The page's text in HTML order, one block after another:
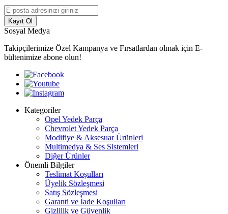
Kayıt Ol
Sosyal Medya
Takipçilerimize Özel Kampanya ve Fırsatlardan olmak için E-
bültenimize abone olun!
Kategoriler
Opel Yedek Parça
Chevrolet Yedek Parça
Modifiye & Aksesuar Ürünleri
Multimedya & Ses Sistemleri
Diğer Ürünler
Önemli Bilgiler
Teslimat Koşulları
Üyelik Sözleşmesi
Satış Sözleşmesi
Garanti ve İade Koşulları
Gizlilik ve Güvenlik